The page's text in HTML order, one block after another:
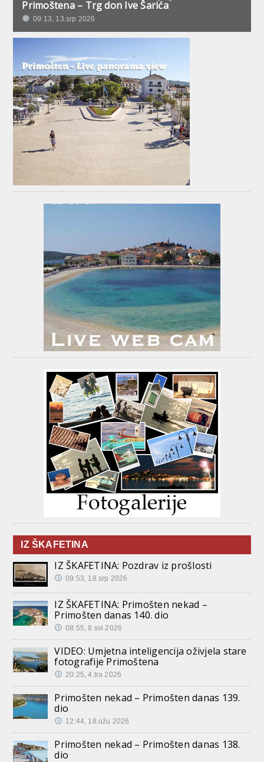
Primoštena – Trg don Ive Šarića
09:13, 13.srp 2026
IZ ŠKAFETINA
IZ ŠKAFETINA: Pozdrav iz prošlosti
09:53, 18.srp 2026
IZ ŠKAFETINA: Primošten nekad –
Primošten danas 140. dio
08:55, 8.svi 2026
VIDEO: Umjetna inteligencija oživjela stare
fotografije Primoštena
20:25, 4.tra 2026
Primošten nekad – Primošten danas 139.
dio
12:44, 18.ožu 2026
Primošten nekad – Primošten danas 138.
dio